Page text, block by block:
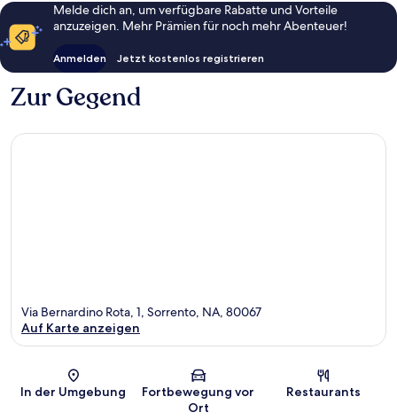
Melde dich an, um verfügbare Rabatte und Vorteile
anzuzeigen. Mehr Prämien für noch mehr Abenteuer!
Anmelden Jetzt kostenlos registrieren
Zur Gegend
Karte
Via Bernardino Rota, 1, Sorrento, NA, 80067
Auf Karte anzeigen
In der Umgebung
Fortbewegung vor
Ort
Restaurants